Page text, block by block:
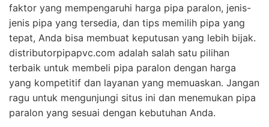
faktor yang mempengaruhi harga pipa paralon, jenis-
jenis pipa yang tersedia, dan tips memilih pipa yang
tepat, Anda bisa membuat keputusan yang lebih bijak.
distributorpipapvc.com adalah salah satu pilihan
terbaik untuk membeli pipa paralon dengan harga
yang kompetitif dan layanan yang memuaskan. Jangan
ragu untuk mengunjungi situs ini dan menemukan pipa
paralon yang sesuai dengan kebutuhan Anda.